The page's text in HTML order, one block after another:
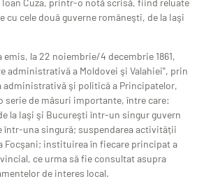
Ioan Cuza, printr-o notă scrisă, fiind reluate
cu cele două guverne româneşti, de la Iaşi
emis, la 22 noiembrie/4 decembrie 1861,
administrativă a Moldovei şi Valahiei”, prin
administrativă şi politică a Principatelor,
serie de măsuri importante, între care:
la Iaşi şi Bucureşti într-un singur guvern
într-una singură; suspendarea activităţii
Focşani; instituirea în fiecare principat a
ce urma să fie consultat asupra
de interes local.